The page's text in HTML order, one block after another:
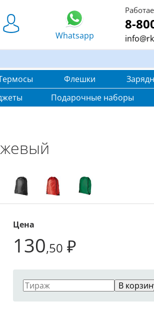
Whatsapp
8-
Флешки
Подарочные наборы
Цена
130,50 ₽
В